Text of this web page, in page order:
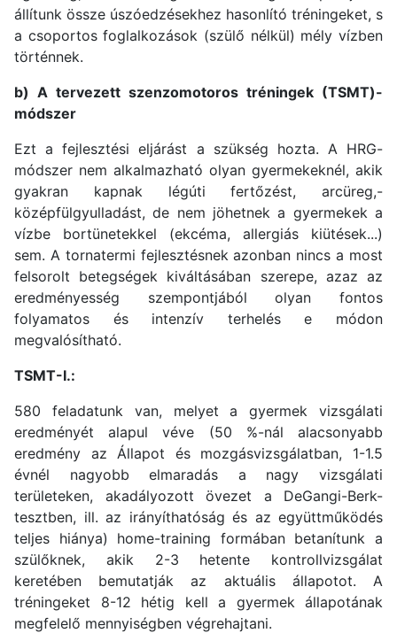
állítunk össze úszóedzésekhez hasonlító tréningeket, s
a csoportos foglalkozások (szülő nélkül) mély vízben
történnek.
b) A tervezett szenzomotoros tréningek (TSMT)-
módszer
Ezt a fejlesztési eljárást a szükség hozta. A HRG-
módszer nem alkalmazható olyan gyermekeknél, akik
gyakran kapnak légúti fertőzést, arcüreg,-
középfülgyulladást, de nem jöhetnek a gyermekek a
vízbe bortünetekkel (ekcéma, allergiás kiütések...)
sem. A tornatermi fejlesztésnek azonban nincs a most
felsorolt betegségek kiváltásában szerepe, azaz az
eredményesség szempontjából olyan fontos
folyamatos és intenzív terhelés e módon
megvalósítható.
TSMT-I.:
580 feladatunk van, melyet a gyermek vizsgálati
eredményét alapul véve (50 %-nál alacsonyabb
eredmény az Állapot és mozgásvizsgálatban, 1-1.5
évnél nagyobb elmaradás a nagy vizsgálati
területeken, akadályozott övezet a DeGangi-Berk-
tesztben, ill. az irányíthatóság és az együttműködés
teljes hiánya) home-training formában betanítunk a
szülőknek, akik 2-3 hetente kontrollvizsgálat
keretében bemutatják az aktuális állapotot. A
tréningeket 8-12 hétig kell a gyermek állapotának
megfelelő mennyiségben végrehajtani.